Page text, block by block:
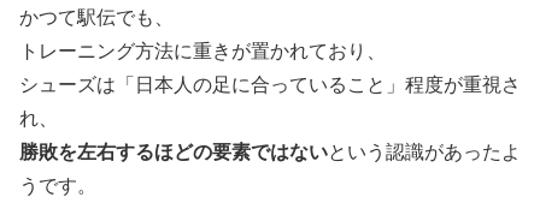
かつて駅伝でも、
トレーニング方法に重きが置かれており、
シューズは「日本人の足に合っていること」程度が重視さ
れ、
勝敗を左右するほどの要素ではないという認識があったよ
うです。